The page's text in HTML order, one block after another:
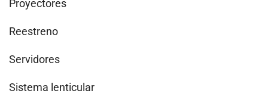
Proyectores
Reestreno
Servidores
Sistema lenticular